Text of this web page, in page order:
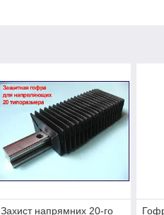
Захист напрямних 20-го